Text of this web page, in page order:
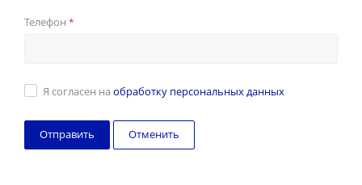
Телефон *
Я согласен на обработку персональных данных
Отменить